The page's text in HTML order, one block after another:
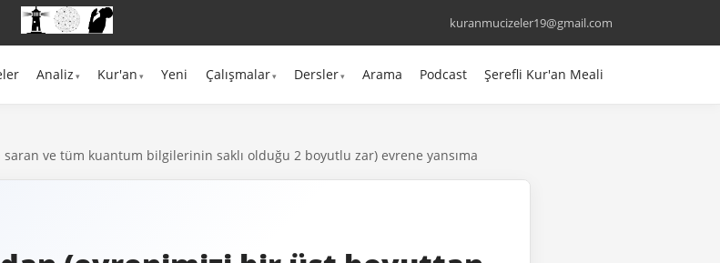
kuranmucizeler19@gmail.com
Analiz Kur'an Yeni Çalışmalar Dersler Arama Podcast Şerefli Kur'an Meali
ve tüm kuantum bilgilerinin saklı olduğu 2 boyutlu zar) evrene yansıma